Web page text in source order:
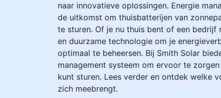
naar innovatieve oplossingen. Energie
de uitkomst om thuisbatterijen van
te sturen. Of je nu thuis bent of een bedrijf
en duurzame technologie om je
optimaal te beheersen. Bij Smith Solar
management systeem om ervoor te
kunt sturen. Lees verder en ontdek welke
zich meebrengt.